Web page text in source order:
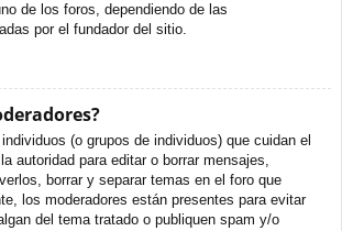
de los foros, dependiendo de las
por el fundador del sitio.
individuos (o grupos de individuos) que cuidan el
autoridad para editar o borrar mensajes,
borrar y separar temas en el foro que
los moderadores están presentes para evitar
del tema tratado o publiquen spam y/o